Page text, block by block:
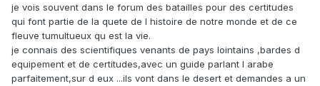
je vois souvent dans le forum des batailles pour des certitudes
qui font partie de la quete de l histoire de notre monde et de ce
fleuve tumultueux qu est la vie.
je connais des scientifiques venants de pays lointains ,bardes d
equipement et de certitudes,avec un guide parlant l arabe
parfaitement,sur d eux ...ils vont dans le desert et demandes a un